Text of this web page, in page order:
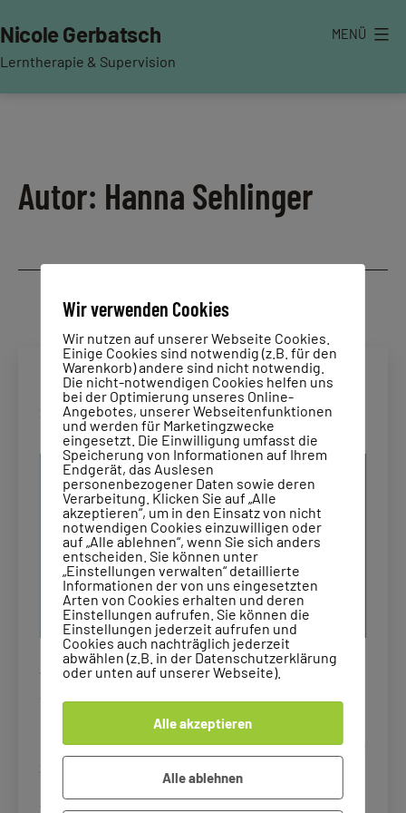
Inhalt
springen
Nicole Gerbatsch
Lerntherapie & Supervision
MENÜ
Autor: Hanna Sehlinger
Selbstwert bei Kindern stärken
Warum das Gefühl „Ich bin gut, so wie ich bin“ so
wichtig ist. „Ich kann das nicht.“ „Ich bin nicht gut
genug.“ „Die anderen sind besser als ich.“ Solche
Sätze hört man von Kindern erstaunlich oft. Und sie
zeigen etwas…
Selbstwert
weiterlesen
Wir verwenden Cookies
Wir nutzen auf unserer Webseite Cookies.
Einige Cookies sind notwendig (z.B. für den
Warenkorb) andere sind nicht notwendig.
Die nicht-notwendigen Cookies helfen uns
bei der Optimierung unseres Online-
Angebotes, unserer Webseitenfunktionen
und werden für Marketingzwecke
eingesetzt. Die Einwilligung umfasst die
Speicherung von Informationen auf Ihrem
Endgerät, das Auslesen
personenbezogener Daten sowie deren
Verarbeitung. Klicken Sie auf „Alle
akzeptieren“, um in den Einsatz von nicht
notwendigen Cookies einzuwilligen oder
auf „Alle ablehnen“, wenn Sie sich anders
entscheiden. Sie können unter
„Einstellungen verwalten“ detaillierte
Informationen der von uns eingesetzten
Arten von Cookies erhalten und deren
Einstellungen aufrufen. Sie können die
Einstellungen jederzeit aufrufen und
Cookies auch nachträglich jederzeit
abwählen (z.B. in der Datenschutzerklärung
oder unten auf unserer Webseite).
Alle akzeptieren
Alle ablehnen